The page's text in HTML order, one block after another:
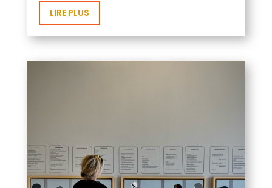
LIRE PLUS